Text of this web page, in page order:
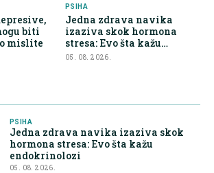
biti
mislite
PSIHA
Jedna zdrava navika
izaziva skok hormona
stresa: Evo šta kažu
endokrinolozi
05. 08. 2026.
PSIHA
Jedna zdrava navika izaziva skok
hormona stresa: Evo šta kažu
endokrinolozi
05. 08. 2026.